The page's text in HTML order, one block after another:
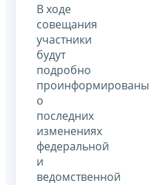
В ходе
совещания
участники
будут
подробно
проинформированы
о
последних
изменениях
федеральной
и
ведомственной